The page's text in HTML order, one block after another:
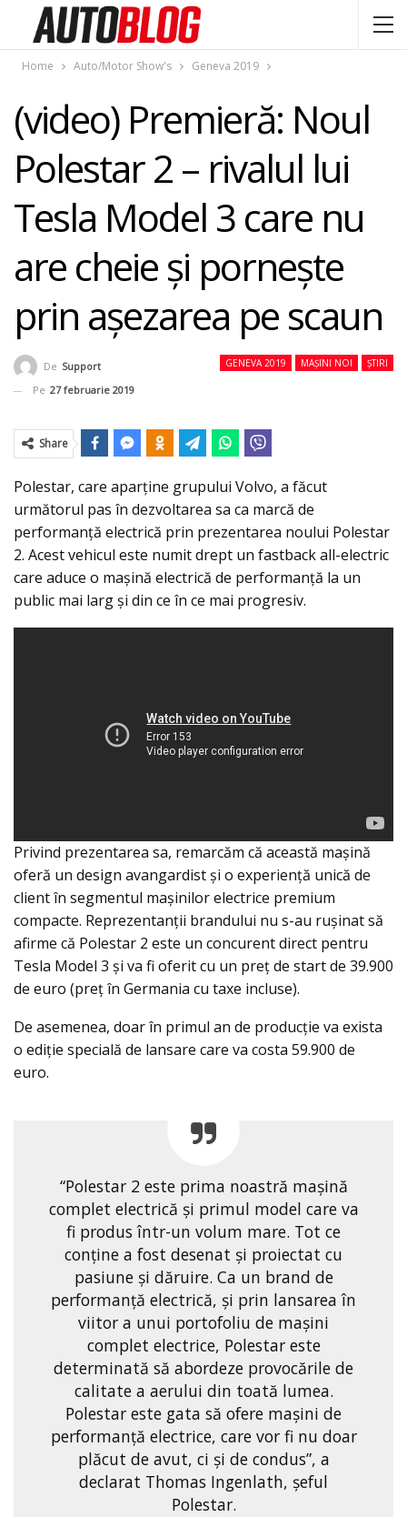
Home Auto/Motor Show's Geneva 2019
(video) Premieră: Noul
Polestar 2 – rivalul lui
Tesla Model 3 care nu
are cheie şi porneşte
prin aşezarea pe scaun
GENEVA 2019 MAȘINI NOI ȘTIRI
De Support
Pe 27 februarie 2019
Share
Polestar, care aparţine grupului Volvo, a făcut
următorul pas în dezvoltarea sa ca marcă de
performanță electrică prin prezentarea noului Polestar
2. Acest vehicul este numit drept un fastback all-electric
care aduce o maşină electrică de performanţă la un
public mai larg și din ce în ce mai progresiv.
Privind prezentarea sa, remarcăm că această maşină
oferă un design avangardist și o experiență unică de
client în segmentul maşinilor electrice premium
compacte. Reprezentanţii brandului nu s-au ruşinat să
afirme că Polestar 2 este un concurent direct pentru
Tesla Model 3 şi va fi oferit cu un preţ de start de 39.900
de euro (preţ în Germania cu taxe incluse).
De asemenea, doar în primul an de producţie va exista
o ediţie specială de lansare care va costa 59.900 de
euro.
“Polestar 2 este prima noastră mașină
complet electrică şi primul model care va
fi produs într-un volum mare. Tot ce
conţine a fost desenat și proiectat cu
pasiune și dăruire. Ca un brand de
performanță electrică, și prin lansarea în
viitor a unui portofoliu de mașini
complet electrice, Polestar este
determinată să abordeze provocările de
calitate a aerului din toată lumea.
Polestar este gata să ofere maşini de
performanţă electrice, care vor fi nu doar
plăcut de avut, ci şi de condus”, a
declarat Thomas Ingenlath, şeful
Polestar.